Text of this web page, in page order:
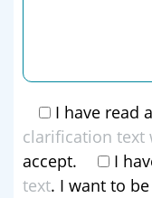
I have read
clarification text
accept.
I
text. I want to